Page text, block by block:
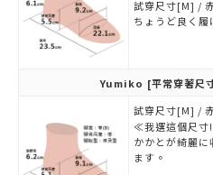
試穿尺寸[M] /
ちょうど良く履
Yumiko [平常穿著尺
試穿尺寸[M] /
≪我選這個尺
かかとが綺麗
ます。